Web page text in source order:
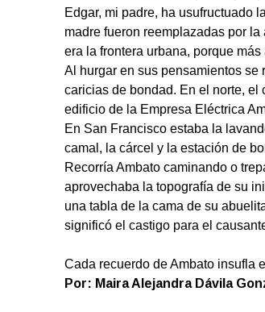
Edgar, mi padre, ha usufructuado
madre fueron reemplazadas por
era la frontera urbana, porque
Al hurgar en sus pensamientos
caricias de bondad. En el norte, el
edificio de la Empresa Eléctrica
En San Francisco estaba la
camal, la cárcel y la estación de
Recorría Ambato caminando o
aprovechaba la topografía de su
una tabla de la cama de su
significó el castigo para el
Cada recuerdo de Ambato insufla
Por: Maira Alejandra Dávila